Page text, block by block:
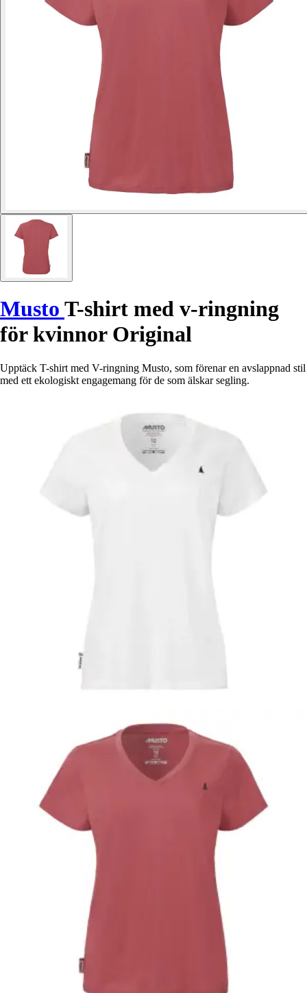
Musto T-shirt med v-ringning
för kvinnor Original
Upptäck T-shirt med V-ringning Musto, som förenar en avslappnad stil
med ett ekologiskt engagemang för de som älskar segling.